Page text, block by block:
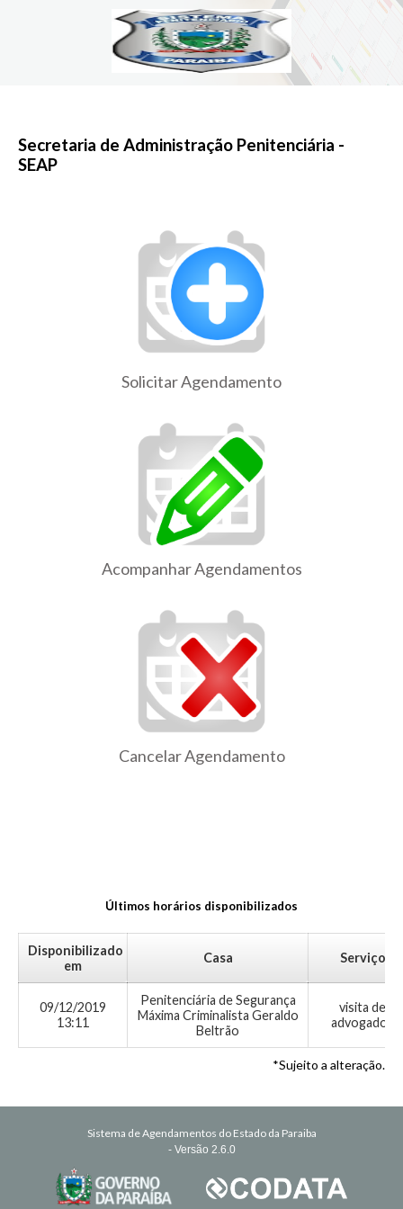
Secretaria de Administração Penitenciária -
SEAP
Solicitar Agendamento
Acompanhar Agendamentos
Cancelar Agendamento
Últimos horários disponibilizados
Disponibilizado
em
Casa Serviço
09/12/2019
13:11
Penitenciária de Segurança
Máxima Criminalista Geraldo
Beltrão
visita de
advogados
*Sujeito a alteração.
Sistema de Agendamentos do Estado da Paraiba
- Versão 2.6.0